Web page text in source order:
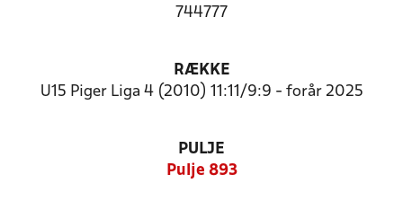
744777
RÆKKE
U15 Piger Liga 4 (2010) 11:11/9:9 - forår 2025
PULJE
Pulje 893